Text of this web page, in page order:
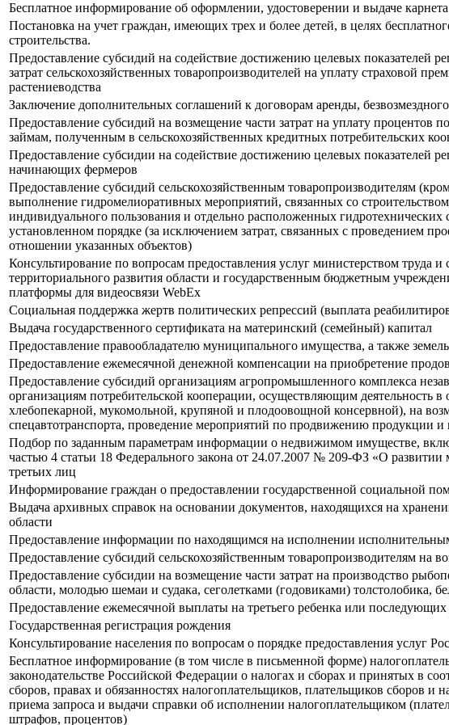
Бесплатное информирование об оформлении, удостоверении и выдаче
Постановка на учет граждан, имеющих трех и более детей, в целях
строительства.
Предоставление субсидий на содействие достижению целевых показателей
затрат сельскохозяйственных товаропроизводителей на уплату страховой
растениеводства
Заключение дополнительных соглашений к договорам аренды,
Предоставление субсидий на возмещение части затрат на уплату
займам, полученным в сельскохозяйственных кредитных потребительских
Предоставление субсидии на содействие достижению целевых показателей
начинающих фермеров
Предоставление субсидий сельскохозяйственным товаропроизводителям
выполнение гидромелиоративных мероприятий, связанных со
индивидуального пользования и отдельно расположенных
установленном порядке (за исключением затрат, связанных с проведением
отношении указанных объектов)
Консультирование по вопросам предоставления услуг министерством труда
территориального развития области и государственным бюджетным
платформы для видеосвязи WebEx
Социальная поддержка жертв политических репрессий (выплата
Выдача государственного сертификата на материнский (семейный) капитал
Предоставление правообладателю муниципального имущества, а также
Предоставление ежемесячной денежной компенсации на приобретение
Предоставление субсидий организациям агропромышленного комплекса
организациям потребительской кооперации, осуществляющим
хлебопекарной, мукомольной, крупяной и плодоовощной консервной), на
спецавтотранспорта, проведение мероприятий по продвижению продукции и
Подбор по заданным параметрам информации о недвижимом имуществе,
частью 4 статьи 18 Федерального закона от 24.07.2007 № 209-ФЗ «О
третьих лиц
Информирование граждан о предоставлении государственной социальной
Выдача архивных справок на основании документов, находящихся на
области
Предоставление информации по находящимся на исполнении
Предоставление субсидий сельскохозяйственным товаропроизводителям на
Предоставление субсидии на возмещение части затрат на производство
области, молодью шемаи и судака, сеголетками (годовиками) толстолобика,
Предоставление ежемесячной выплаты на третьего ребенка или последующих
Государственная регистрация рождения
Консультирование населения по вопросам о порядке предоставления услуг
Бесплатное информирование (в том числе в письменной форме)
законодательстве Российской Федерации о налогах и сборах и принятых в
сборов, правах и обязанностях налогоплательщиков, плательщиков сборов
приема запроса и выдачи справки об исполнении налогоплательщиком
штрафов, процентов)